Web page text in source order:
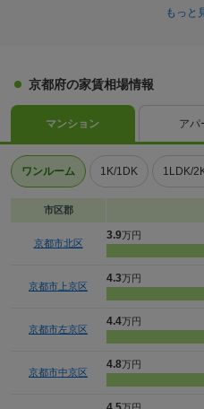
もっと
京都府の家賃相場情報
マンション アパ
ワンルーム 1K/1DK 1LDK/
市区郡
京都市北区
3.9万円
京都市上京区
4.3万円
京都市左京区
4.4万円
京都市中京区
4.8万円